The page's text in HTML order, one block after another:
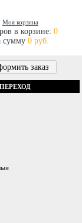
Моя корзина
в корзине: 0
сумму 0 руб.
заказ